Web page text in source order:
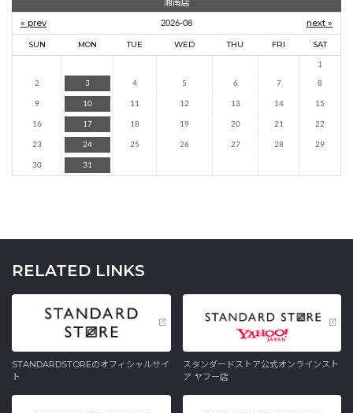
« prev
2026-08 next »
SUN MON TUE WED THU FRI
SAT
1
2
3 4 5 6 7
8
9
10 11 12 13 14
15
16
17 18 19 20 21
22
23
24 25 26 27 28
29
30
31
RELATED LINKS
STANDARDSTOREのオフィシャルサイ
ト
スタンダードストア公式オンラインスト
ア ヤフー店